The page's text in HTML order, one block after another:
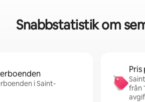
Snabbstatistik om
i Saint-
från